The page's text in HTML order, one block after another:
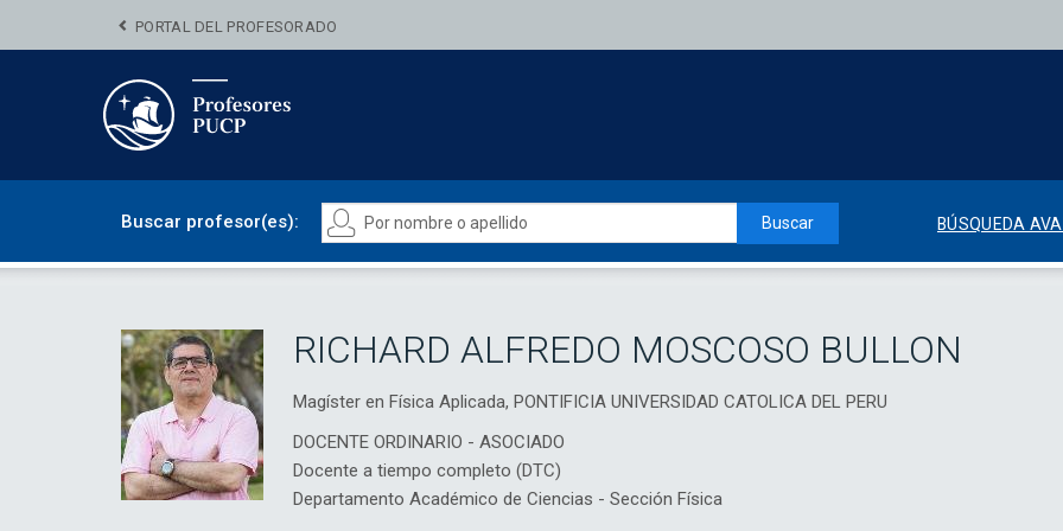
PORTAL DEL PROFESORADO
Buscar profesor(es): Buscar BÚSQUEDA
RICHARD ALFREDO MOSCOSO BULLON
Magíster en Física Aplicada, PONTIFICIA UNIVERSIDAD CATOLICA DEL PERU
DOCENTE ORDINARIO - ASOCIADO
Docente a tiempo completo (DTC)
Departamento Académico de Ciencias - Sección Física